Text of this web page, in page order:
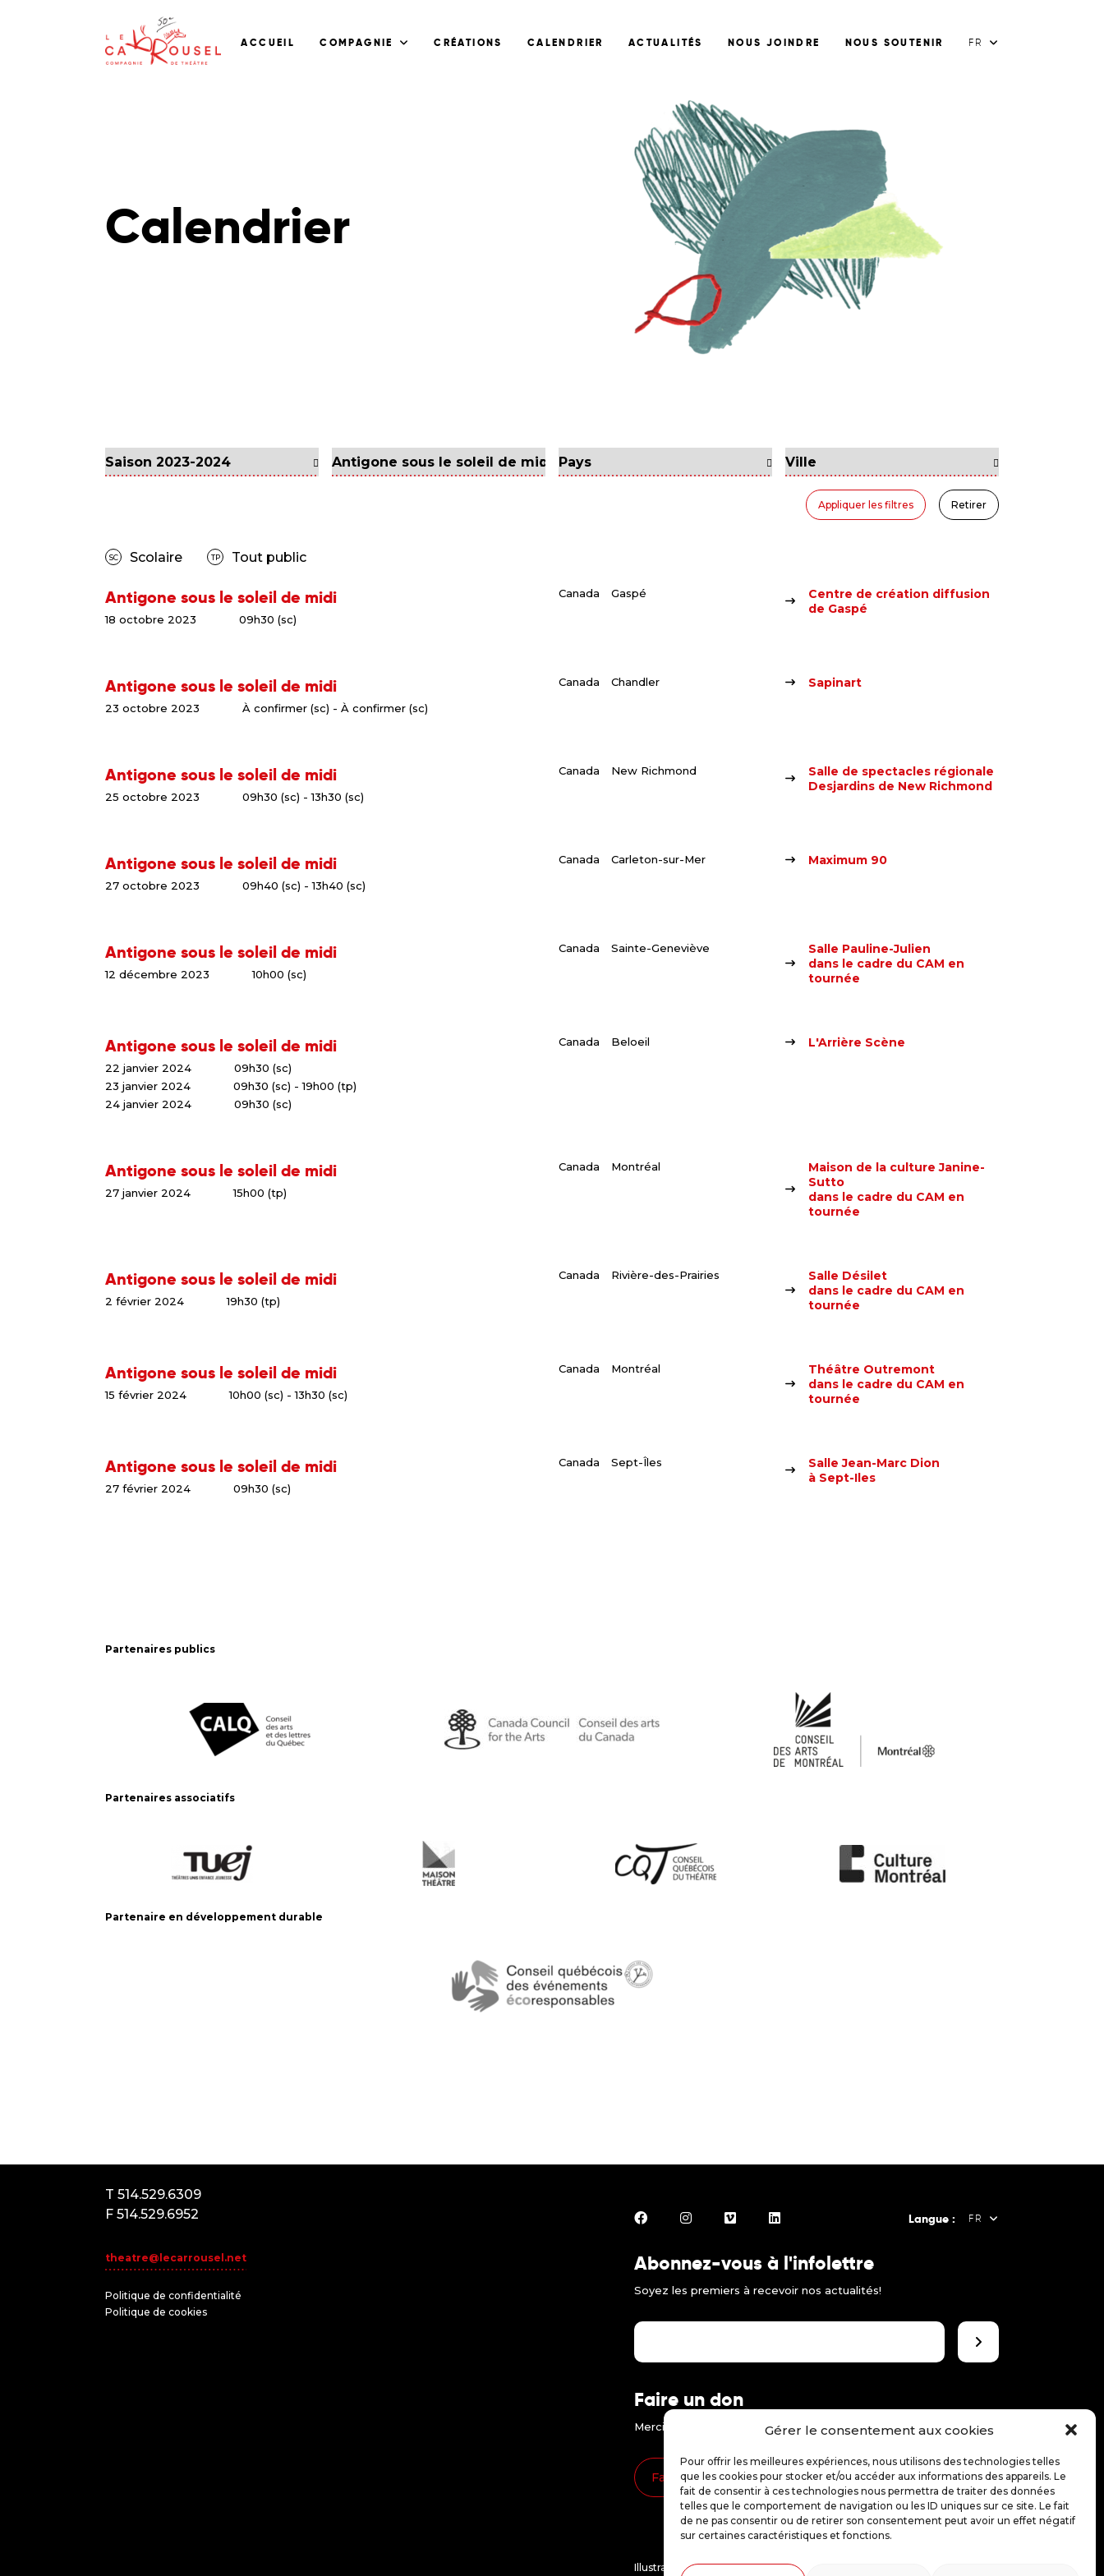
Gérer le consentement aux cookies
Pour offrir les meilleures expériences, nous utilisons des technologies telles
que les cookies pour stocker et/ou accéder aux informations des appareils. Le
fait de consentir à ces technologies nous permettra de traiter des données
telles que le comportement de navigation ou les ID uniques sur ce site. Le fait
de ne pas consentir ou de retirer son consentement peut avoir un effet négatif
sur certaines caractéristiques et fonctions.
ACCUEIL COMPAGNIE CRÉATIONS CALENDRIER ACTUALITÉS NOUS JOINDRE NOUS SOUTENIR FR
Calendrier
Appliquer les filtres Retirer
SC Scolaire TP Tout public
Antigone sous le soleil de midi
18 octobre 2023 09h30 (sc)
Canada Gaspé
Centre de création diffusion
de Gaspé
Antigone sous le soleil de midi
23 octobre 2023 À confirmer (sc) - À confirmer (sc)
Canada Chandler Sapinart
Antigone sous le soleil de midi
25 octobre 2023 09h30 (sc) - 13h30 (sc)
Canada New Richmond
Salle de spectacles régionale
Desjardins de New Richmond
Antigone sous le soleil de midi
27 octobre 2023 09h40 (sc) - 13h40 (sc)
Canada Carleton-sur-Mer Maximum 90
Antigone sous le soleil de midi
12 décembre 2023 10h00 (sc)
Canada Sainte-Geneviève
Salle Pauline-Julien
dans le cadre du CAM en
tournée
Antigone sous le soleil de midi
22 janvier 2024
09h30 (sc)
23 janvier 2024
09h30 (sc) - 19h00 (tp)
24 janvier 2024
09h30 (sc)
Canada Beloeil L'Arrière Scène
Antigone sous le soleil de midi
27 janvier 2024 15h00 (tp)
Canada Montréal
Maison de la culture Janine-
Sutto
dans le cadre du CAM en
tournée
Antigone sous le soleil de midi
2 février 2024 19h30 (tp)
Canada Rivière-des-Prairies
Salle Désilet
dans le cadre du CAM en
tournée
Antigone sous le soleil de midi
15 février 2024 10h00 (sc) - 13h30 (sc)
Canada Montréal
Théâtre Outremont
dans le cadre du CAM en
tournée
Antigone sous le soleil de midi
27 février 2024 09h30 (sc)
Canada Sept-Îles
Salle Jean-Marc Dion
à Sept-Iles
Partenaires publics
Partenaires associatifs
Partenaire en développement durable
T 514.529.6309
F 514.529.6952
theatre@lecarrousel.net
Politique de confidentialité
Politique de cookies
Langue : FR
ES
Abonnez-vous à l'infolettre
Soyez les premiers à recevoir nos actualités!
Faire un don
Merci d'encourager le théâtre jeune public!
Faire un don
Illustrations : Stéphanie Robert